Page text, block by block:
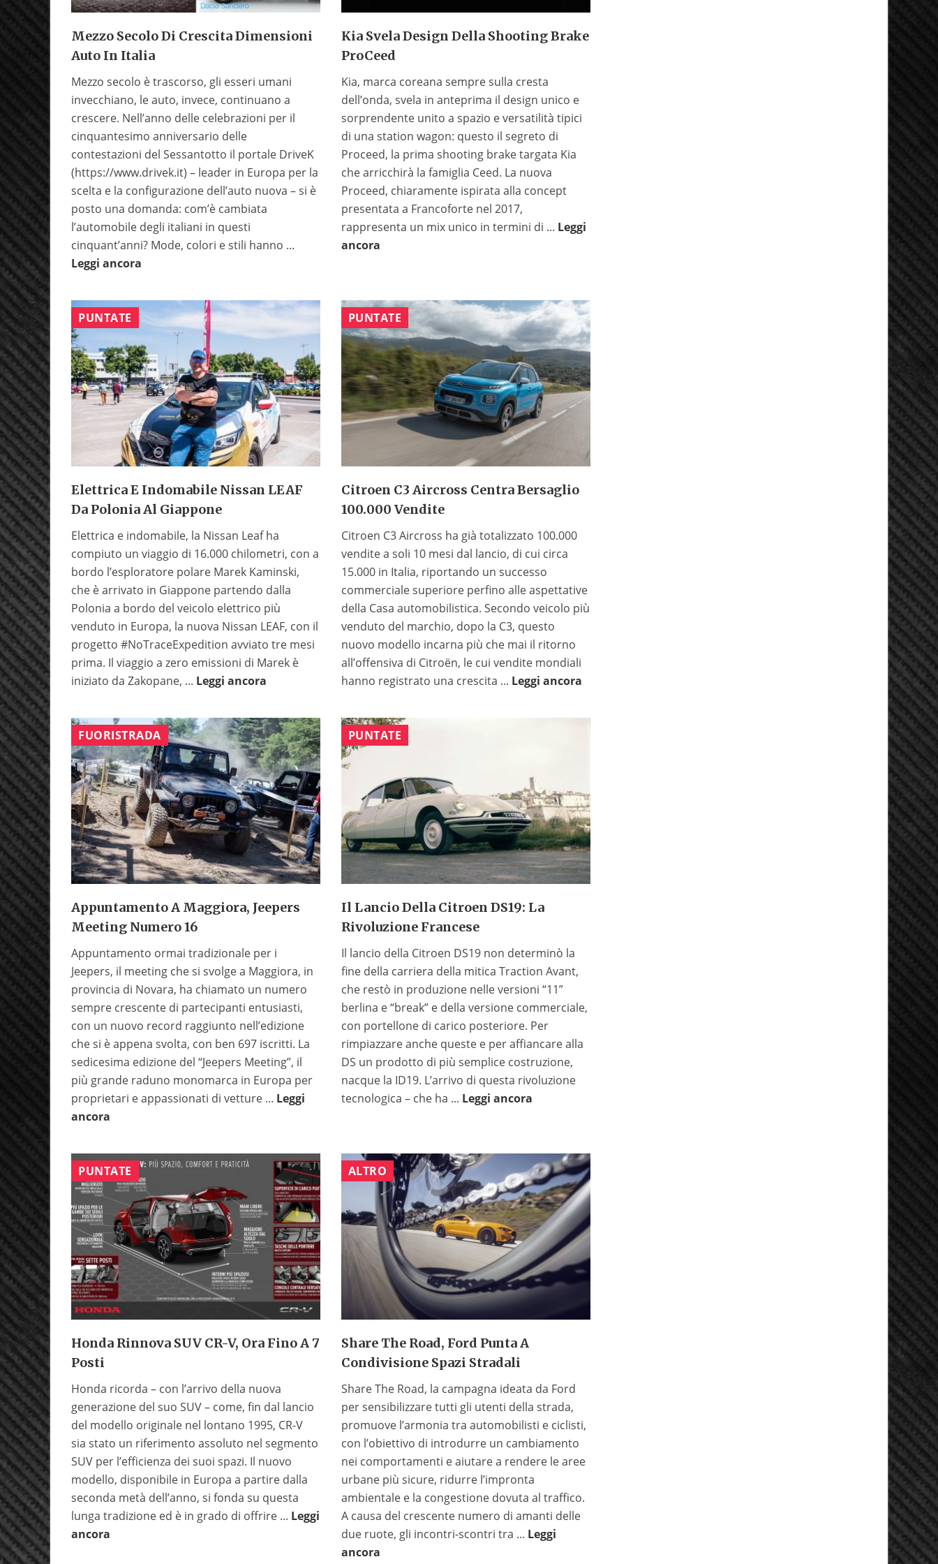
Mezzo Secolo Di Crescita Dimensioni
Auto In Italia
Mezzo secolo è trascorso, gli esseri umani
invecchiano, le auto, invece, continuano a
crescere. Nell’anno delle celebrazioni per il
cinquantesimo anniversario delle
contestazioni del Sessantotto il portale DriveK
(https://www.drivek.it) – leader in Europa per la
scelta e la configurazione dell’auto nuova – si è
posto una domanda: com’è cambiata
l’automobile degli italiani in questi
cinquant’anni? Mode, colori e stili hanno ...
Leggi ancora
Kia Svela Design Della Shooting Brake
ProCeed
Kia, marca coreana sempre sulla cresta
dell’onda, svela in anteprima il design unico e
sorprendente unito a spazio e versatilità tipici
di una station wagon: questo il segreto di
Proceed, la prima shooting brake targata Kia
che arricchirà la famiglia Ceed. La nuova
Proceed, chiaramente ispirata alla concept
presentata a Francoforte nel 2017,
rappresenta un mix unico in termini di ... Leggi
ancora
PUNTATE
Elettrica E Indomabile Nissan LEAF
Da Polonia Al Giappone
Elettrica e indomabile, la Nissan Leaf ha
compiuto un viaggio di 16.000 chilometri, con a
bordo l’esploratore polare Marek Kaminski,
che è arrivato in Giappone partendo dalla
Polonia a bordo del veicolo elettrico più
venduto in Europa, la nuova Nissan LEAF, con il
progetto #NoTraceExpedition avviato tre mesi
prima. Il viaggio a zero emissioni di Marek è
iniziato da Zakopane, ... Leggi ancora
PUNTATE
Citroen C3 Aircross Centra Bersaglio
100.000 Vendite
Citroen C3 Aircross ha già totalizzato 100.000
vendite a soli 10 mesi dal lancio, di cui circa
15.000 in Italia, riportando un successo
commerciale superiore perfino alle aspettative
della Casa automobilistica. Secondo veicolo più
venduto del marchio, dopo la C3, questo
nuovo modello incarna più che mai il ritorno
all’offensiva di Citroën, le cui vendite mondiali
hanno registrato una crescita ... Leggi ancora
FUORISTRADA
Appuntamento A Maggiora, Jeepers
Meeting Numero 16
Appuntamento ormai tradizionale per i
Jeepers, il meeting che si svolge a Maggiora, in
provincia di Novara, ha chiamato un numero
sempre crescente di partecipanti entusiasti,
con un nuovo record raggiunto nell’edizione
che si è appena svolta, con ben 697 iscritti. La
sedicesima edizione del “Jeepers Meeting”, il
più grande raduno monomarca in Europa per
proprietari e appassionati di vetture ... Leggi
ancora
PUNTATE
Il Lancio Della Citroen DS19: La
Rivoluzione Francese
Il lancio della Citroen DS19 non determinò la
fine della carriera della mitica Traction Avant,
che restò in produzione nelle versioni “11”
berlina e “break” e della versione commerciale,
con portellone di carico posteriore. Per
rimpiazzare anche queste e per affiancare alla
DS un prodotto di più semplice costruzione,
nacque la ID19. L’arrivo di questa rivoluzione
tecnologica – che ha ... Leggi ancora
PUNTATE
Honda Rinnova SUV CR-V, Ora Fino A 7
Posti
Honda ricorda – con l’arrivo della nuova
generazione del suo SUV – come, fin dal lancio
del modello originale nel lontano 1995, CR-V
sia stato un riferimento assoluto nel segmento
SUV per l’efficienza dei suoi spazi. Il nuovo
modello, disponibile in Europa a partire dalla
seconda metà dell’anno, si fonda su questa
lunga tradizione ed è in grado di offrire ... Leggi
ancora
ALTRO
Share The Road, Ford Punta A
Condivisione Spazi Stradali
Share The Road, la campagna ideata da Ford
per sensibilizzare tutti gli utenti della strada,
promuove l’armonia tra automobilisti e ciclisti,
con l’obiettivo di introdurre un cambiamento
nei comportamenti e aiutare a rendere le aree
urbane più sicure, ridurre l’impronta
ambientale e la congestione dovuta al traffico.
A causa del crescente numero di amanti delle
due ruote, gli incontri-scontri tra ... Leggi
ancora